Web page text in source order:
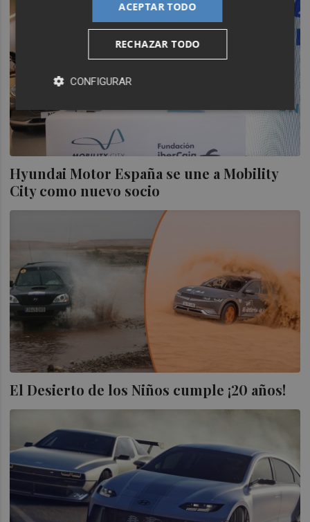
Hyundai Motor España se une a Mobility
City como nuevo socio
El Desierto de los Niños cumple ¡20 años!
ACEPTAR TODO
RECHAZAR TODO
CONFIGURAR